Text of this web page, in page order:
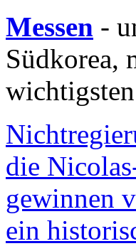
Messen -
Südkorea,
die
gewinnen
ein